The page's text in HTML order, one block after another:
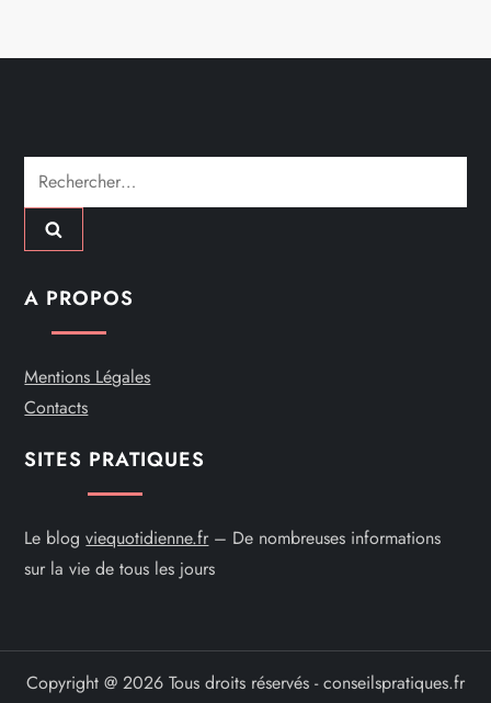
’
r
t
i
c
l
Rechercher :
A PROPOS
Mentions Légales
Contacts
SITES PRATIQUES
Le blogviequotidienne.fr – De nombreuses informations
sur la vie de tous les jours
Copyright @ 2026 Tous droits réservés - conseilspratiques.fr